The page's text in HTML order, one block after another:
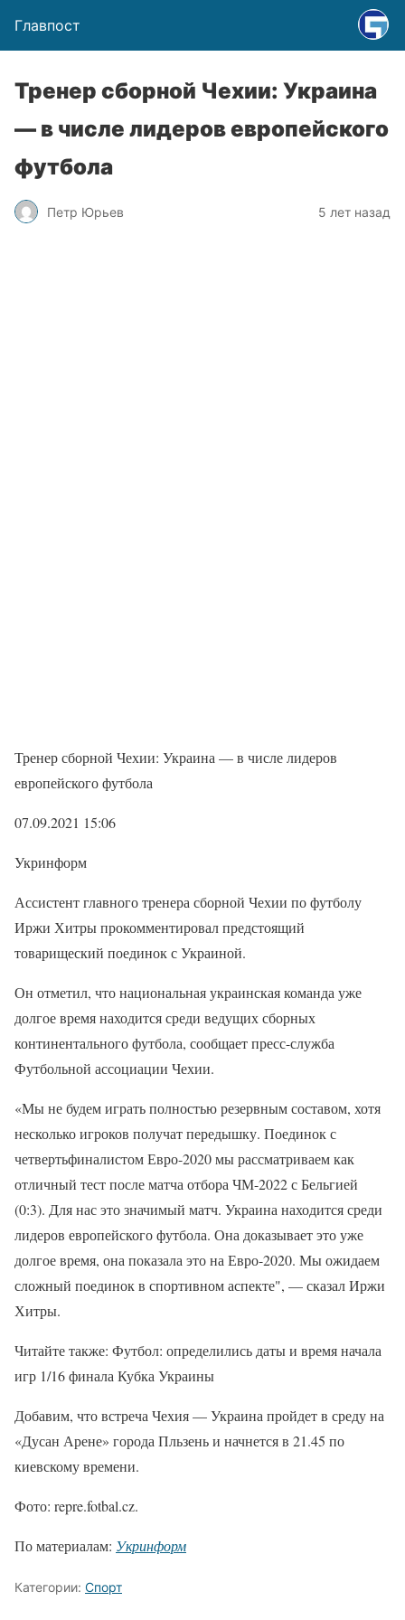
Главпост
Тренер сборной Чехии: Украина
— в числе лидеров европейского
футбола
Петр Юрьев 5 лет назад
Тренер сборной Чехии: Украина — в числе лидеров
европейского футбола
07.09.2021 15:06
Укринформ
Ассистент главного тренера сборной Чехии по футболу
Иржи Хитры прокомментировал предстоящий
товарищеский поединок с Украиной.
Он отметил, что национальная украинская команда уже
долгое время находится среди ведущих сборных
континентального футбола, сообщает пресс-служба
Футбольной ассоциации Чехии.
«Мы не будем играть полностью резервным составом, хотя
несколько игроков получат передышку. Поединок с
четвертьфиналистом Евро-2020 мы рассматриваем как
отличный тест после матча отбора ЧМ-2022 с Бельгией
(0:3). Для нас это значимый матч. Украина находится среди
лидеров европейского футбола. Она доказывает это уже
долгое время, она показала это на Евро-2020. Мы ожидаем
сложный поединок в спортивном аспекте", — сказал Иржи
Хитры.
Читайте также: Футбол: определились даты и время начала
игр 1/16 финала Кубка Украины
Добавим, что встреча Чехия — Украина пройдет в среду на
«Дусан Арене» города Пльзень и начнется в 21.45 по
киевскому времени.
Фото: repre.fotbal.cz.
По материалам: Укринформ
Категории: Спорт